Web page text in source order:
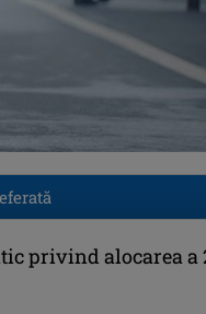
privind alocarea a